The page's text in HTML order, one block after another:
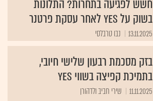
חשש לפגיעה בתחרות? התלונות
בשוק על yes לאחר עסקת פרטנר
13.11.2025 נבו טרבלסי
בזק מסכמת רבעון שלישי חיובי,
בתמיכת קפיצה בשווי yes
11.11.2025 שירי חביב ולדהורן